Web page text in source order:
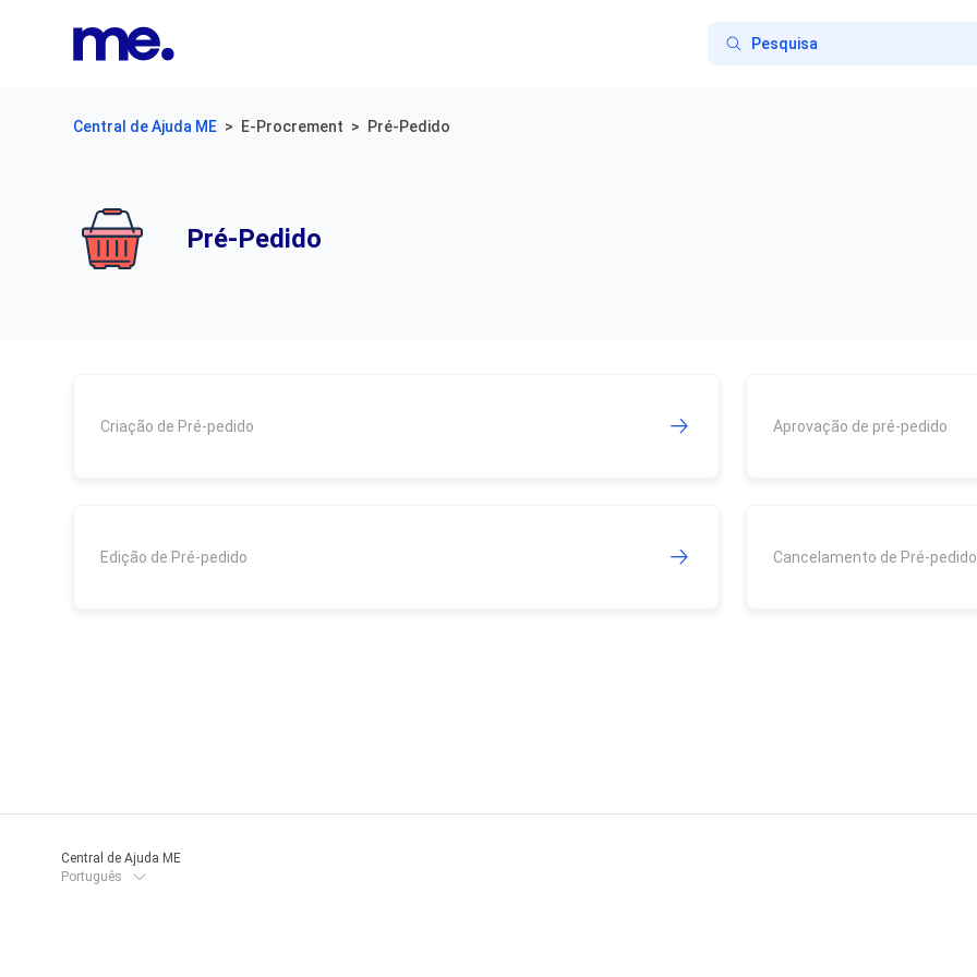
Central de Ajuda ME E-Procrement Pré-Pedido
Pré-Pedido
Criação de Pré-pedido Aprovação de pré-pedido
Edição de Pré-pedido Cancelamento de Pré-pedido
Central de Ajuda ME
Português